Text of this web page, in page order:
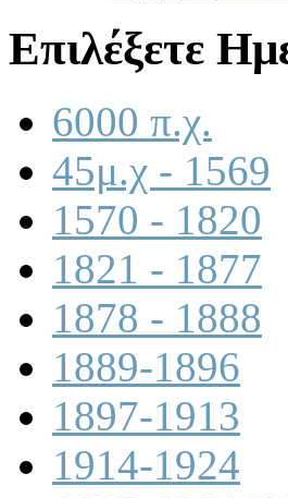
Επιλέξετε
6000 π.χ.
45μ.χ - 1569
1570 - 1820
1821 - 1877
1878 - 1888
1889-1896
1897-1913
1914-1924